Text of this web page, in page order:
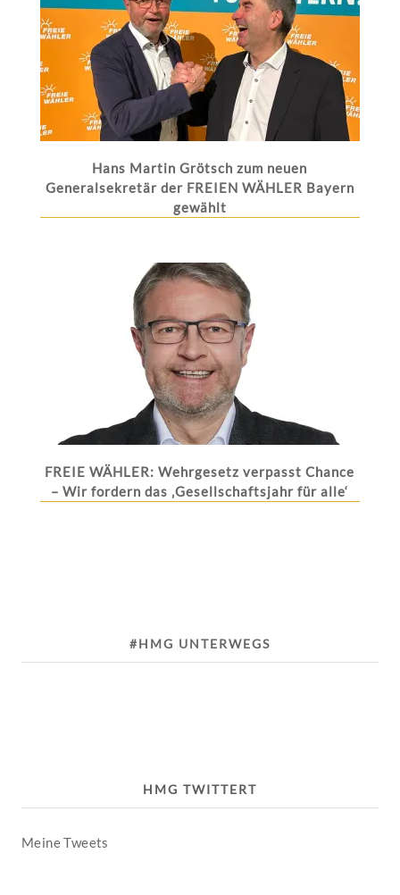
Hans Martin Grötsch zum neuen
Generalsekretär der FREIEN WÄHLER Bayern
gewählt
FREIE WÄHLER: Wehrgesetz verpasst Chance
– Wir fordern das ‚Gesellschaftsjahr für alle‘
#HMG UNTERWEGS
HMG TWITTERT
Meine Tweets